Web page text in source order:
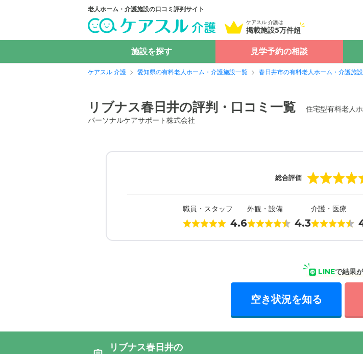
老人ホーム・介護施設の口コミ評判サイト
ケアスル 介護は
掲載施設5万件超
施設を探す 見学予約の相談
ケアスル 介護 愛知県の有料老人ホーム・介護施設一覧 春日井市の有料老人ホーム・介護施
リブナス春日井の評判・口コミ一覧
住宅型有料老人
パーソナルケアサポート株式会社
総合評価
職員・スタッフ
4.6
外観・設備
4.3
介護・医療
LINEで結果
空き状況を知る
リブナス春日井の